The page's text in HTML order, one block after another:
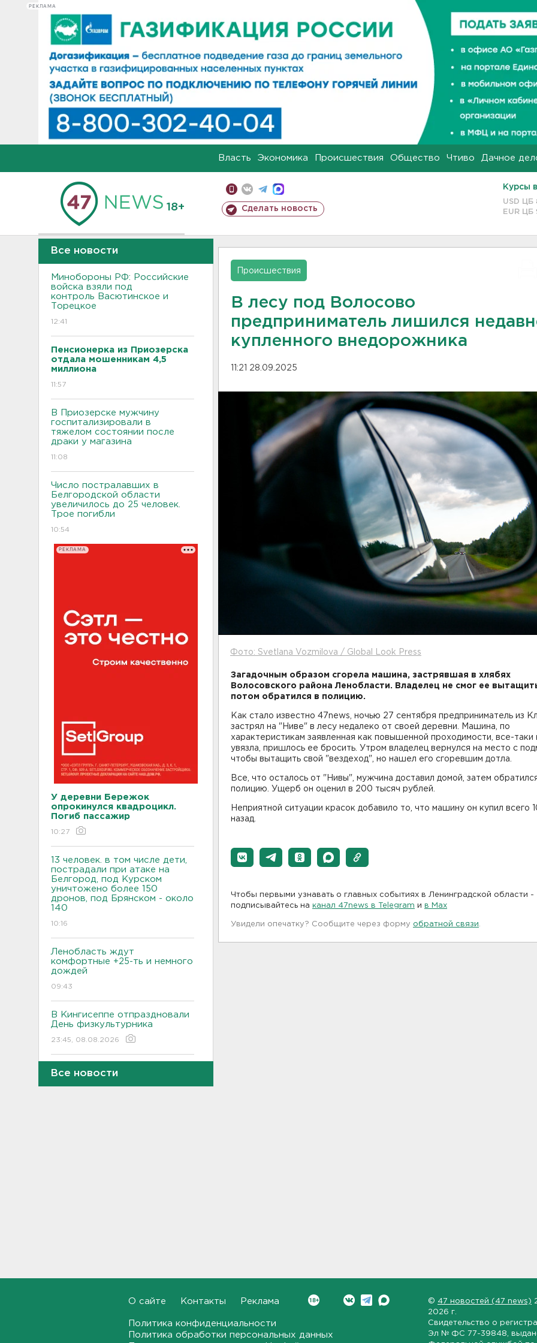
РЕКЛАМА
Власть Экономика Происшествия Общество Чтиво Дачное
18+ Сделать новость
Курсы
USD ЦБ
EUR ЦБ
Все новости
Минобороны РФ: Российские
войска взяли под
контроль Васютинское и
Торецкое
12:41
Пенсионерка из Приозерска
отдала мошенникам 4,5
миллиона
11:57
В Приозерске мужчину
госпитализировали в
тяжелом состоянии после
драки у магазина
11:08
Число постралавших в
Белгородской области
увеличилось до 25 человек.
Трое погибли
10:54
РЕКЛАМА
У деревни Бережок
опрокинулся квадроцикл.
Погиб пассажир
10:27
13 человек. в том числе дети,
пострадали при атаке на
Белгород, под Курском
уничтожено более 150
дронов, под Брянском - около
140
10:16
Ленобласть ждут
комфортные +25-ть и немного
дождей
09:43
В Кингисеппе отпраздновали
День физкультурника
23:45, 08.08.2026
Как отстрочить старение
мозга за 30 минут в день –
рассказали ученые
В лобовом столкновении
пострадали дети
Все новости
Происшествия
В лесу под Волосово
предприниматель лишился
купленного внедорожника
11:21 28.09.2025
Фото: Svetlana Vozmilova / Global Look Press
Загадочным образом сгорела машина, застрявшая в хлябях
Волосовского района Ленобласти. Владелец не смог ее
потом обратился в полицию.
Как стало известно 47news, ночью 27 сентября предприниматель из
застрял на "Ниве" в лесу недалеко от своей деревни. Машина, по
характеристикам заявленная как повышенной проходимости, все-таки
увязла, пришлось ее бросить. Утром владелец вернулся на место с
чтобы вытащить свой "вездеход", но нашел его сгоревшим дотла.
Все, что осталось от "Нивы", мужчина доставил домой, затем
полицию. Ущерб он оценил в 200 тысяч рублей.
Неприятной ситуации красок добавило то, что машину он купил всего
назад.
Чтобы первыми узнавать о главных событиях в Ленинградской области -
подписывайтесь на канал 47news в Telegram и в Maх
Увидели опечатку? Сообщите через форму обратной связи
О сайте Контакты Реклама
Политика конфиденциальности
Политика обработки персональных данных
© 47 новостей (47 news)
2026 г.
Свидетельство о
Эл № ФС 77-39848 ,